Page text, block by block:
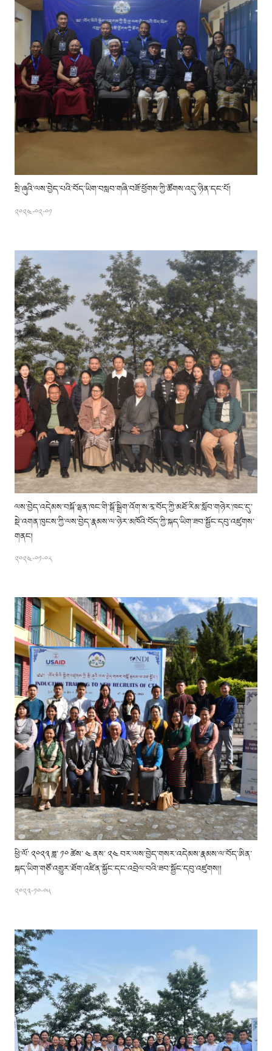
སྲི་ཞུའི་ལས་བྱེད་པའི་བོད་ཡིག་བསླབ་གཞི་བཟོ་ཕྱོགས་ཀྱི་ཚོགས་འདུ་ཉིན་དང་པོ།
༢༠༢༤-༠༢-༠༡
ལས་བྱེད་འདེམས་བསྐོ་ལྷན་ཁང་གི་སྒོ་སྒྲིག་འོག་ས་རཱ་བོད་ཀྱི་མཐོ་རིམ་སློབ་གཉེར་ཁང་དུ་
སྡེ་འགན་ཁུངས་ཀྱི་ལས་བྱེད་རྣམས་ལ་ཉེར་མཁོའི་བོད་ཀྱི་སྐད་ཡིག་ཟབ་སྦྱོང་དབུ་འཛུགས་
གནང།
༢༠༢༤-༠༡-༠༨
ཕྱི་ལོ་ ༢༠༢༣ ཟླ་ ༡༠ ཚེས་ ༤ ནས་ ༢༤ བར་ལས་བྱེད་གསར་འདེམས་རྣམས་ལ་བོད་ཨིན་
སྐད་ཡིག་གཙོ་འགྱུར་ཐོག་འཛིན་སྐྱོང་དང་འབྲེལ་བའི་ཟབ་སྦྱོང་དབུ་འཛུགས།།
༢༠༢༣-༡༠-༠༥